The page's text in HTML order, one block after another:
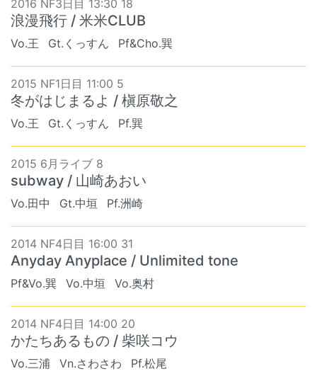
2016 NF3日目 13:30 18
浪漫飛行 / 米米CLUB
Vo.王 Gt.くっすん Pf&Cho.巽
2015 NF1日目 11:00 5
冬がはじまるよ / 槇原敬之
Vo.王 Gt.くっすん Pf.巽
2015 6月ライブ 8
subway / 山崎あおい
Vo.田中 Gt.中垣 Pf.洲崎
2014 NF4日目 16:00 31
Anyday Anyplace / Unlimited tone
Pf&Vo.巽 Vo.中垣 Vo.奥村
2014 NF4日目 14:00 20
かたちあるもの / 柴咲コウ
Vo.三浦 Vn.さわさわ Pf.松尾